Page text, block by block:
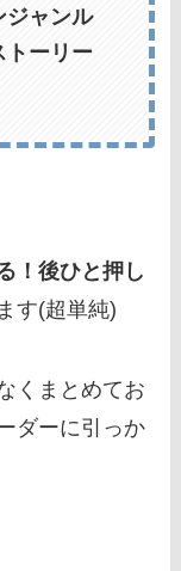
ジャンル
トーリー
！後ひと押し
す(超単純)
くまとめてお
ダーに引っか